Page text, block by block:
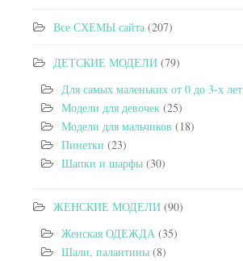
Все СХЕМЫ сайта (207)
ДЕТСКИЕ МОДЕЛИ (79)
Для самых маленьких от 0 до 3-х лет
Модели для девочек (25)
Модели для мальчиков (18)
Пинетки (23)
Шапки и шарфы (30)
ЖЕНСКИЕ МОДЕЛИ (90)
Женская ОДЕЖДА (35)
Шали, палантины (8)